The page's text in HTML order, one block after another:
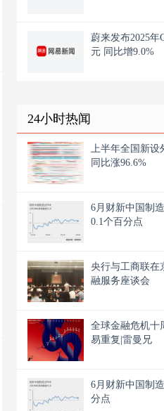
蔚来发布2025年
元 同比增9.0%
24小时热闻
上半年全国新设
同比涨96.6%
6月财新中国制
0.1个百分点
央行与工商联在
融服务座谈会
全球金融危机十
易重复|雷曼兄
6月财新中国制
分点